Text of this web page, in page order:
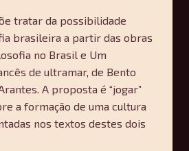
tratar da possibilidade
brasileira a partir das obras
no Brasil e Um
de ultramar, de Bento
A proposta é “jogar”
a formação de uma cultura
nos textos destes dois